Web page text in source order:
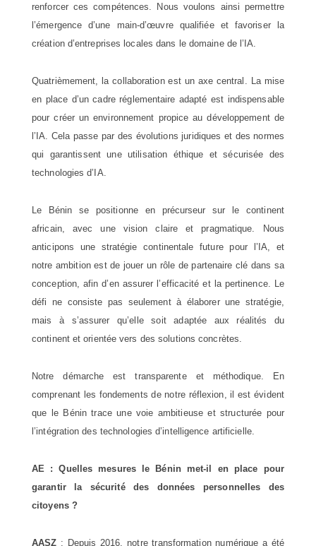
renforcer ces compétences. Nous voulons ainsi permettre
l’émergence d’une main-d’œuvre qualifiée et favoriser la
création d’entreprises locales dans le domaine de l’IA.
Quatrièmement, la collaboration est un axe central. La mise
en place d’un cadre réglementaire adapté est indispensable
pour créer un environnement propice au développement de
l’IA. Cela passe par des évolutions juridiques et des normes
qui garantissent une utilisation éthique et sécurisée des
technologies d’IA.
Le Bénin se positionne en précurseur sur le continent
africain, avec une vision claire et pragmatique. Nous
anticipons une stratégie continentale future pour l’IA, et
notre ambition est de jouer un rôle de partenaire clé dans sa
conception, afin d’en assurer l’efficacité et la pertinence. Le
défi ne consiste pas seulement à élaborer une stratégie,
mais à s’assurer qu’elle soit adaptée aux réalités du
continent et orientée vers des solutions concrètes.
Notre démarche est transparente et méthodique. En
comprenant les fondements de notre réflexion, il est évident
que le Bénin trace une voie ambitieuse et structurée pour
l’intégration des technologies d’intelligence artificielle.
AE : Quelles mesures le Bénin met-il en place pour
garantir la sécurité des données personnelles des
citoyens ?
AASZ : Depuis 2016, notre transformation numérique a été